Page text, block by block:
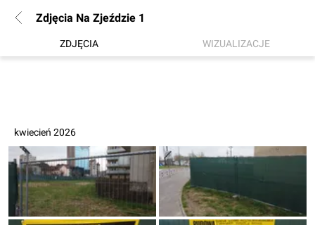
Zdjęcia Na Zjeździe 1
ZDJĘCIA WIZUALIZACJE
kwiecień 2026